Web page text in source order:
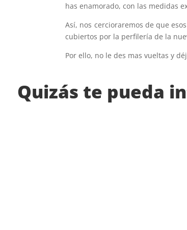
has enamorado, con las medidas
Así, nos cercioraremos de que
cubiertos por la perfilería de la
Por ello, no le des mas vueltas y
Quizás te pueda